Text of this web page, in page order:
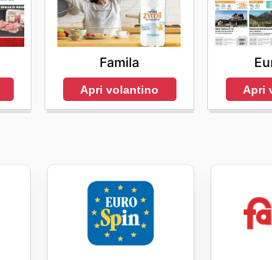
Famila
Apri volantino Apri